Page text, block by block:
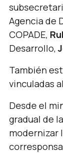
Agencia de
COPADE,
Desarrollo,
También
vinculadas
Desde el
gradual de
modernizar